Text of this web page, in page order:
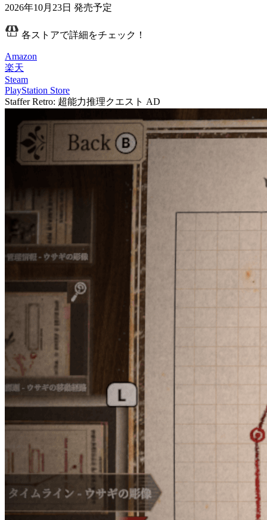
2026年10月23日 発売予定
各ストアで詳細をチェック！
Amazon
楽天
Steam
PlayStation Store
Staffer Retro: 超能力推理クエスト AD